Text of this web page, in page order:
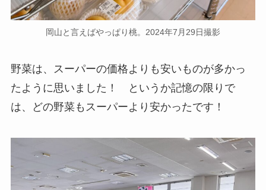
岡山と言えばやっぱり桃。2024年7月29日撮影
野菜は、スーパーの価格よりも安いものが多かっ
たように思いました！ というか記憶の限りで
は、どの野菜もスーパーより安かったです！